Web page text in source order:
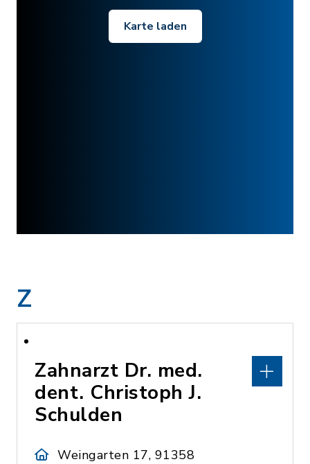
Karte laden
Z
Zahnarzt Dr. med.
dent. Christoph J.
Schulden
Weingarten 17, 91358